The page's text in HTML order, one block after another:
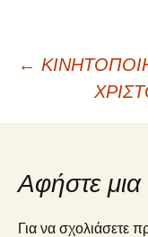
←
Αφήστε
Για να σχολιάσετε